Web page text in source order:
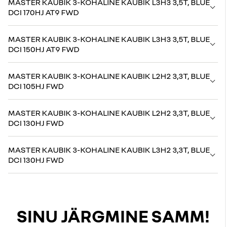
MASTER KAUBIK 3-KOHALINE KAUBIK L3H3 3,5T, BLUE
DCI 170HJ AT9 FWD
MASTER KAUBIK 3-KOHALINE KAUBIK L3H3 3,5T, BLUE
DCI 150HJ AT9 FWD
MASTER KAUBIK 3-KOHALINE KAUBIK L2H2 3,3T, BLUE
DCI 105HJ FWD
MASTER KAUBIK 3-KOHALINE KAUBIK L2H2 3,3T, BLUE
DCI 130HJ FWD
MASTER KAUBIK 3-KOHALINE KAUBIK L3H2 3,3T, BLUE
DCI 130HJ FWD
SINU JÄRGMINE SAMM!